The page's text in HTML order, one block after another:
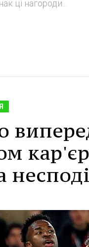
ці нагороди...